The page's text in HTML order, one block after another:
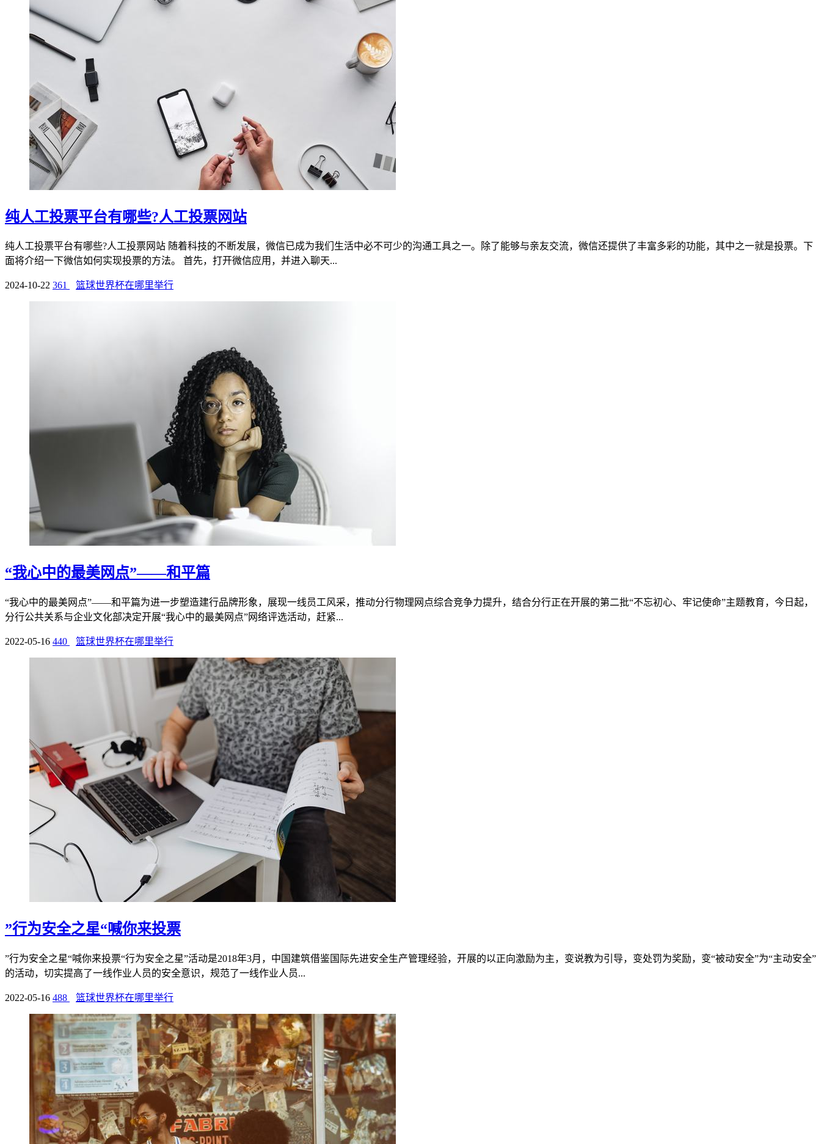
纯人工投票平台有哪些?人工投票网站
纯人工投票平台有哪些?人工投票网站 随着科技的不断发展，微信已成为我们生活中必不可少的沟通工具之一。除了能够与亲友交流，微信还提供了丰富多彩的功能，其中之一就是投票。下
面将介绍一下微信如何实现投票的方法。 首先，打开微信应用，并进入聊天...
2024-10-22 361 篮球世界杯在哪里举行
“我心中的最美网点”——和平篇
“我心中的最美网点”——和平篇为进一步塑造建行品牌形象，展现一线员工风采，推动分行物理网点综合竞争力提升，结合分行正在开展的第二批“不忘初心、牢记使命”主题教育，今日起，
分行公共关系与企业文化部决定开展“我心中的最美网点”网络评选活动，赶紧...
2022-05-16 440 篮球世界杯在哪里举行
”行为安全之星“喊你来投票
”行为安全之星“喊你来投票“行为安全之星”活动是2018年3月，中国建筑借鉴国际先进安全生产管理经验，开展的以正向激励为主，变说教为引导，变处罚为奖励，变“被动安全”为“主动安全”
的活动，切实提高了一线作业人员的安全意识，规范了一线作业人员...
2022-05-16 488 篮球世界杯在哪里举行